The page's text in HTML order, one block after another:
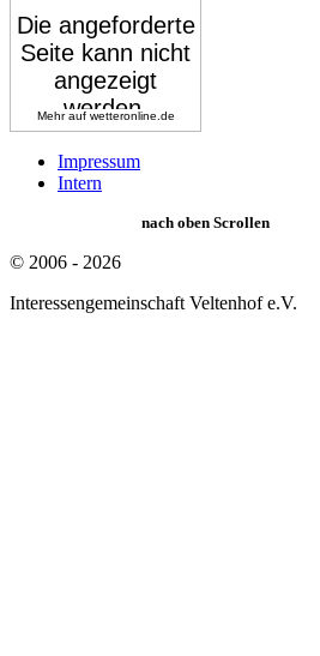
Mehr auf wetteronline.de
Impressum
Intern
nach oben Scrollen
© 2006 - 2026
Interessengemeinschaft Veltenhof e.V.